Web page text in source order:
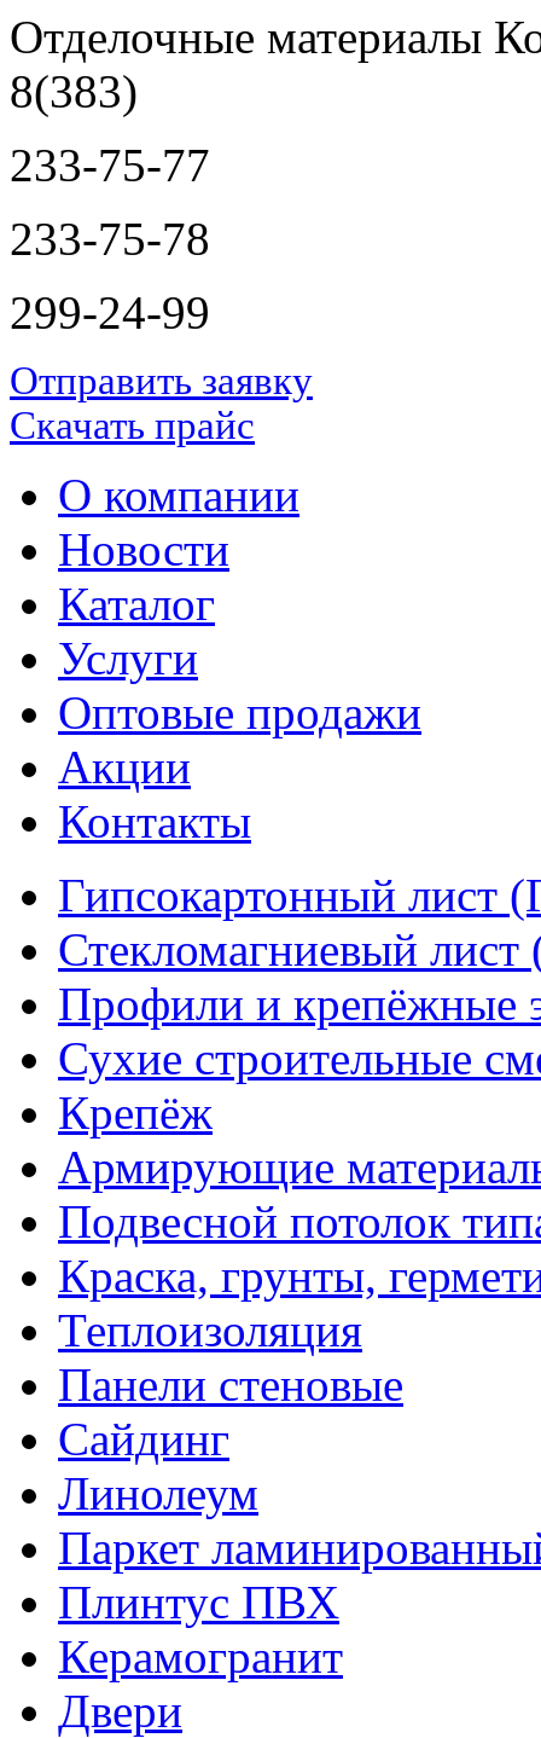
Отделочные материалы
8(383)
233-75-77
233-75-78
299-24-99
Отправить заявку
Скачать прайс
О компании
Новости
Каталог
Услуги
Оптовые продажи
Акции
Контакты
Гипсокартонный лист
Стекломагниевый
Профили и
Сухие строительные
Крепёж
Армирующие
Подвесной потолок
Краска, грунты,
Теплоизоляция
Панели стеновые
Сайдинг
Линолеум
Паркет
Плинтус ПВХ
Керамогранит
Двери